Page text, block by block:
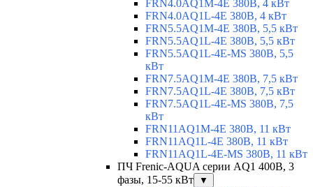
FRN4.0AQ1M-4E 380В, 4 кВт
FRN4.0AQ1L-4E 380В, 4 кВт
FRN5.5AQ1M-4E 380В, 5,5 кВт
FRN5.5AQ1L-4E 380В, 5,5 кВт
FRN5.5AQ1L-4E-MS 380В, 5,5
кВт
FRN7.5AQ1M-4E 380В, 7,5 кВт
FRN7.5AQ1L-4E 380В, 7,5 кВт
FRN7.5AQ1L-4E-MS 380В, 7,5
кВт
FRN11AQ1M-4E 380В, 11 кВт
FRN11AQ1L-4E 380В, 11 кВт
FRN11AQ1L-4E-MS 380В, 11 кВт
ПЧ Frenic-AQUA серии AQ1 400В, 3
фазы, 15-55 кВт
▼